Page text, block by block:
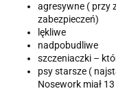
agresywne ( przy
zabezpieczeń)
lękliwe
nadpobudliwe
szczeniaczki –
psy starsze (
Nosework miał